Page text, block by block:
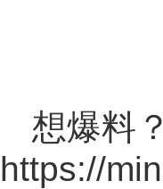
想爆料
https://